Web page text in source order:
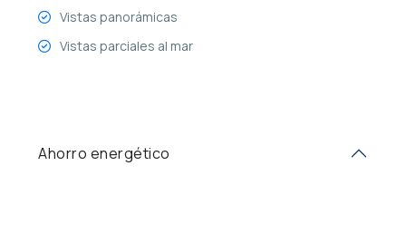
Vistas panorámicas
Vistas parciales al mar
Ahorro energético